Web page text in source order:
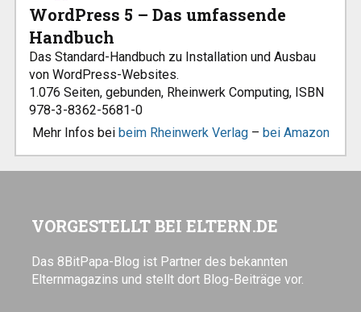
WordPress 5 – Das umfassende
Handbuch
Das Standard-Handbuch zu Installation und Ausbau
von WordPress-Websites.
1.076 Seiten, gebunden, Rheinwerk Computing, ISBN
978-3-8362-5681-0
Mehr Infos bei beim Rheinwerk Verlag– bei Amazon
VORGESTELLT BEI ELTERN.DE
Das 8BitPapa-Blog ist Partner des bekannten
Elternmagazins und stellt dort Blog-Beiträge vor.